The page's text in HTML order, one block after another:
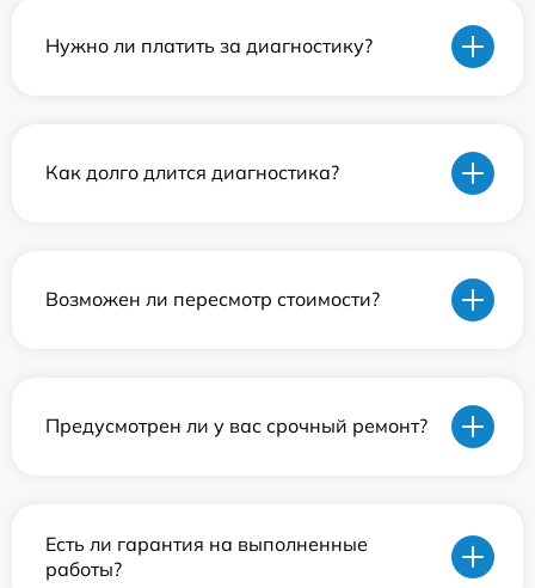
Нужно ли платить за диагностику?
Как долго длится диагностика?
Возможен ли пересмотр стоимости?
Предусмотрен ли у вас срочный ремонт?
Есть ли гарантия на выполненные
работы?